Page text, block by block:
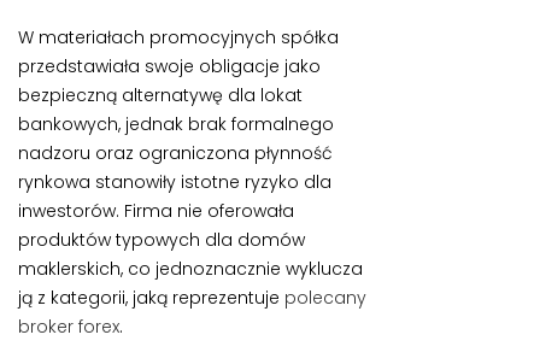
W materiałach promocyjnych spółka
przedstawiała swoje obligacje jako
bezpieczną alternatywę dla lokat
bankowych, jednak brak formalnego
nadzoru oraz ograniczona płynność
rynkowa stanowiły istotne ryzyko dla
inwestorów. Firma nie oferowała
produktów typowych dla domów
maklerskich, co jednoznacznie wyklucza
ją z kategorii, jaką reprezentuje polecany
broker forex.